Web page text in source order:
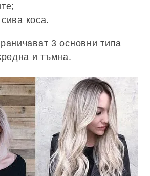
коса.
3 основни типа
и тъмна.